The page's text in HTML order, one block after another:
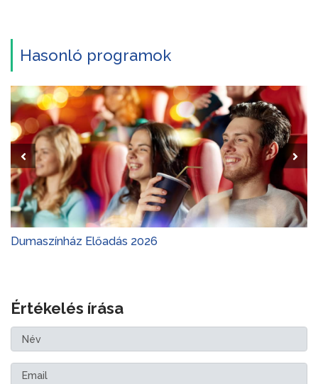
Hasonló programok
Dumaszínház Előadás 2026
Értékelés írása